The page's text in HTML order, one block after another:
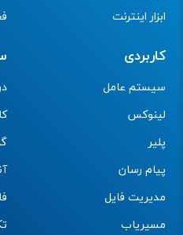
ابزار اینترنت
کاربردی
سیستم عامل
لینوکس
پلیر
پیام رسان
مدیریت فایل
مسیریاب